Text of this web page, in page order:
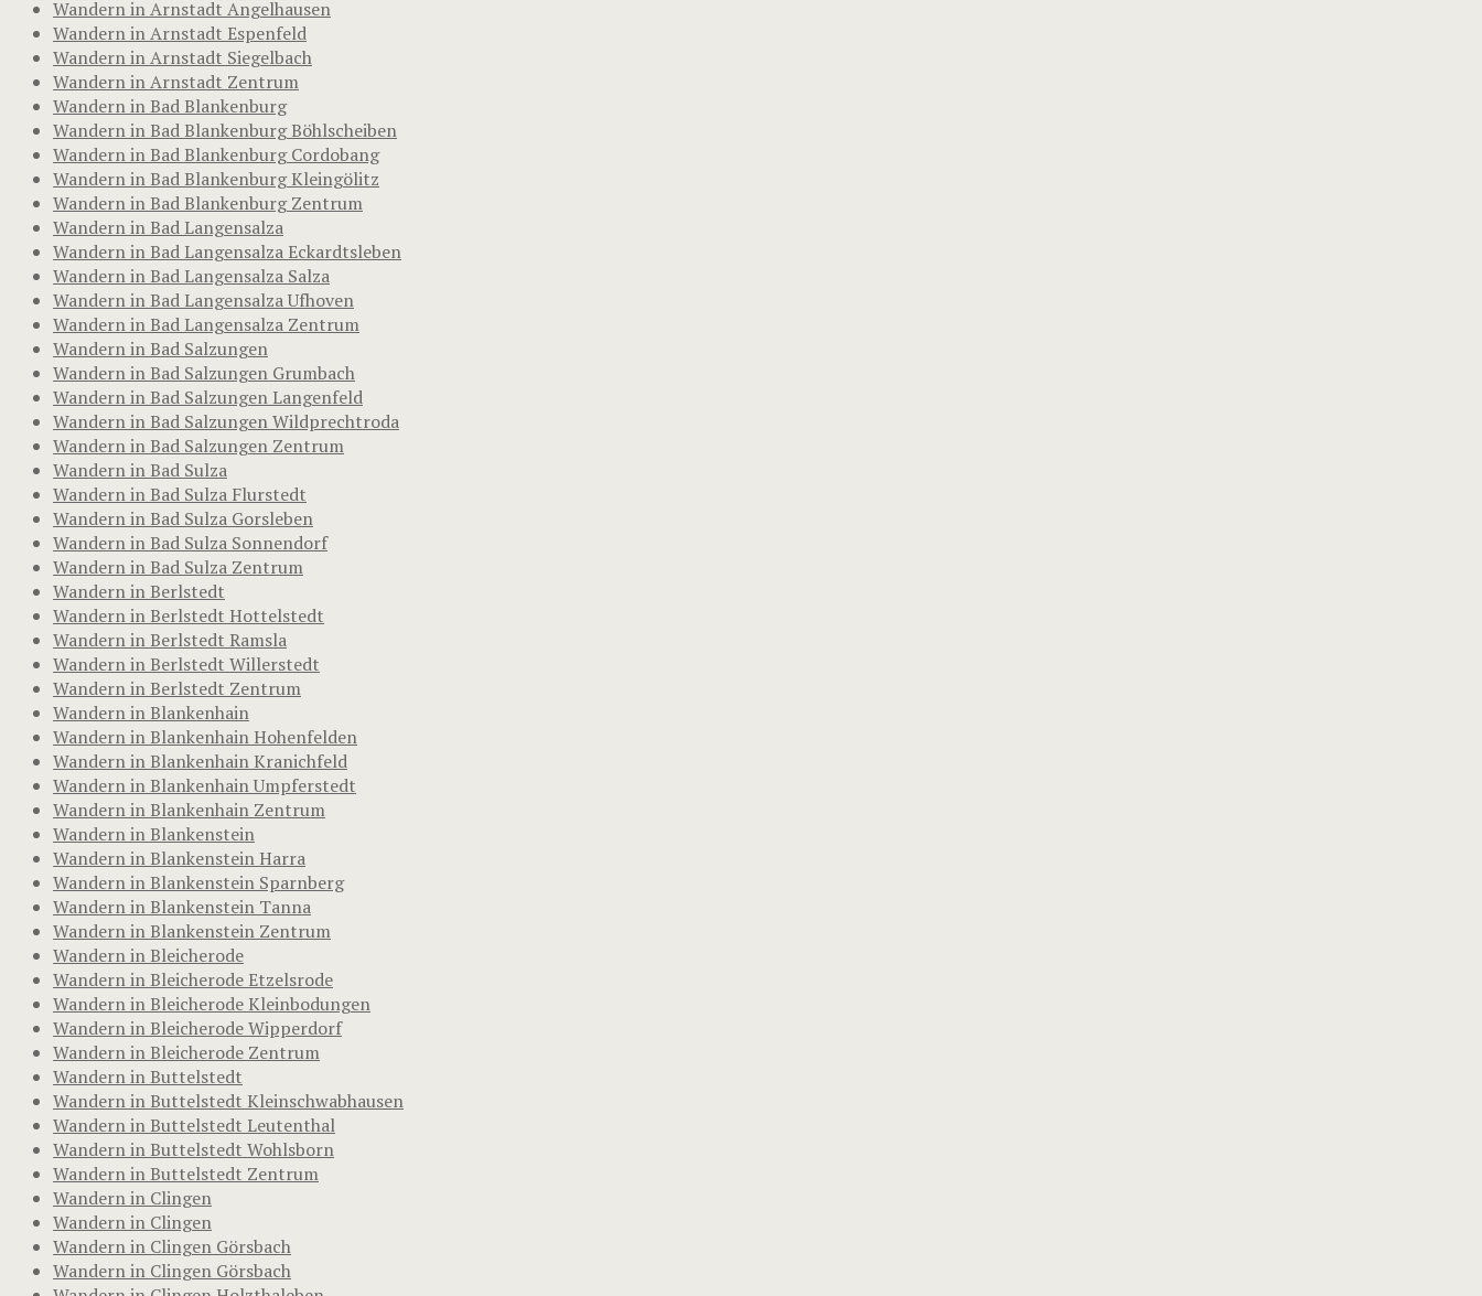
Wandern in Arnstadt Angelhausen
Wandern in Arnstadt Espenfeld
Wandern in Arnstadt Siegelbach
Wandern in Arnstadt Zentrum
Wandern in Bad Blankenburg
Wandern in Bad Blankenburg Böhlscheiben
Wandern in Bad Blankenburg Cordobang
Wandern in Bad Blankenburg Kleingölitz
Wandern in Bad Blankenburg Zentrum
Wandern in Bad Langensalza
Wandern in Bad Langensalza Eckardtsleben
Wandern in Bad Langensalza Salza
Wandern in Bad Langensalza Ufhoven
Wandern in Bad Langensalza Zentrum
Wandern in Bad Salzungen
Wandern in Bad Salzungen Grumbach
Wandern in Bad Salzungen Langenfeld
Wandern in Bad Salzungen Wildprechtroda
Wandern in Bad Salzungen Zentrum
Wandern in Bad Sulza
Wandern in Bad Sulza Flurstedt
Wandern in Bad Sulza Gorsleben
Wandern in Bad Sulza Sonnendorf
Wandern in Bad Sulza Zentrum
Wandern in Berlstedt
Wandern in Berlstedt Hottelstedt
Wandern in Berlstedt Ramsla
Wandern in Berlstedt Willerstedt
Wandern in Berlstedt Zentrum
Wandern in Blankenhain
Wandern in Blankenhain Hohenfelden
Wandern in Blankenhain Kranichfeld
Wandern in Blankenhain Umpferstedt
Wandern in Blankenhain Zentrum
Wandern in Blankenstein
Wandern in Blankenstein Harra
Wandern in Blankenstein Sparnberg
Wandern in Blankenstein Tanna
Wandern in Blankenstein Zentrum
Wandern in Bleicherode
Wandern in Bleicherode Etzelsrode
Wandern in Bleicherode Kleinbodungen
Wandern in Bleicherode Wipperdorf
Wandern in Bleicherode Zentrum
Wandern in Buttelstedt
Wandern in Buttelstedt Kleinschwabhausen
Wandern in Buttelstedt Leutenthal
Wandern in Buttelstedt Wohlsborn
Wandern in Buttelstedt Zentrum
Wandern in Clingen
Wandern in Clingen
Wandern in Clingen Görsbach
Wandern in Clingen Görsbach